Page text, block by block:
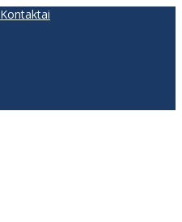
Kontaktai